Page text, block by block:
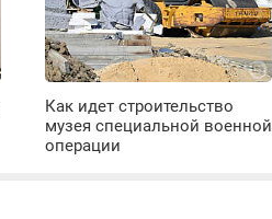
Как идет строительство
музея специальной военной
операции